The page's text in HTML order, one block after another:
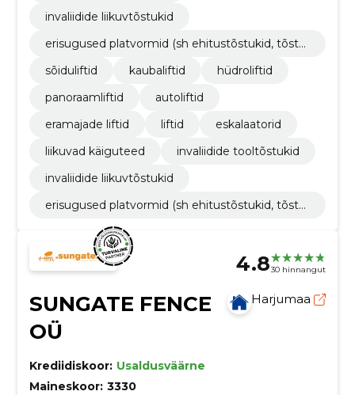
invaliidide liikuvtõstukid
erisugused platvormid (sh ehitustõstukid, tõstel
sõiduliftid
kaubaliftid
hüdroliftid
panoraamliftid
autoliftid
eramajade liftid
liftid
eskalaatorid
liikuvad käiguteed
invaliidide tooltõstukid
invaliidide liikuvtõstukid
erisugused platvormid (sh ehitustõstukid, tõstel
4.830 hinnangut
SUNGATE FENCE
OÜ
Harjumaa
Krediidiskoor: Usaldusväärne
Maineskoor: 3330